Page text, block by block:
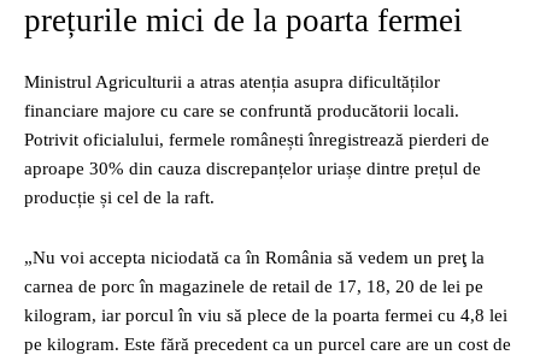
prețurile mici de la poarta fermei
Ministrul Agriculturii a atras atenția asupra dificultăților
financiare majore cu care se confruntă producătorii locali.
Potrivit oficialului, fermele românești înregistrează pierderi de
aproape 30% din cauza discrepanțelor uriașe dintre prețul de
producție și cel de la raft.
„Nu voi accepta niciodată ca în România să vedem un preţ la
carnea de porc în magazinele de retail de 17, 18, 20 de lei pe
kilogram, iar porcul în viu să plece de la poarta fermei cu 4,8 lei
pe kilogram. Este fără precedent ca un purcel care are un cost de